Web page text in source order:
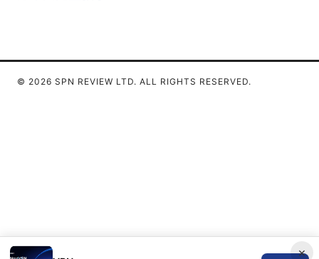
×
© 2026 SPN REVIEW LTD. ALL RIGHTS RESERVED.